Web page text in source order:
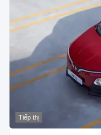
Tiếp thị